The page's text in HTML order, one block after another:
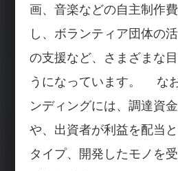
画、音楽などの自主制作
し、ボランティア団体の
の支援など、さまざまな
うになっています。 な
ンディングには、調達資
や、出資者が利益を配当
タイプ、開発したモノを